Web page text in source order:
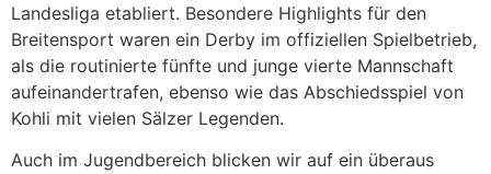
Landesliga etabliert. Besondere Highlights für den
Breitensport waren ein Derby im offiziellen Spielbetrieb,
als die routinierte fünfte und junge vierte Mannschaft
aufeinandertrafen, ebenso wie das Abschiedsspiel von
Kohli mit vielen Sälzer Legenden.
Auch im Jugendbereich blicken wir auf ein überaus